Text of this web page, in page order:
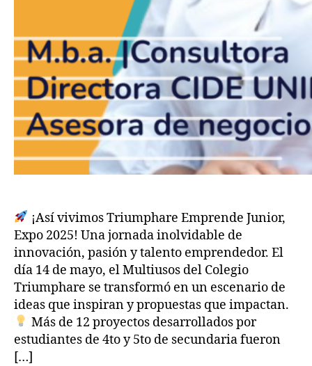
¡Así vivimos Triumphare Emprende Junior,
Expo 2025! Una jornada inolvidable de
innovación, pasión y talento emprendedor. El
día 14 de mayo, el Multiusos del Colegio
Triumphare se transformó en un escenario de
ideas que inspiran y propuestas que impactan.
Más de 12 proyectos desarrollados por
estudiantes de 4to y 5to de secundaria fueron
[…]